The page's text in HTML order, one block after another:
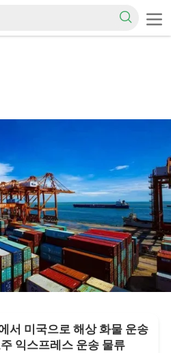
서 미국으로 해상 화물 운송
익스프레스 운송 물류